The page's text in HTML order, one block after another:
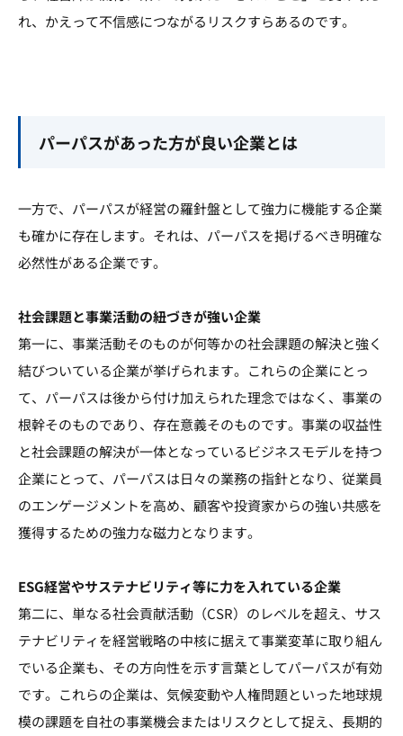
れ、かえって不信感につながるリスクすらあるのです。
パーパスがあった方が良い企業とは
一方で、パーパスが経営の羅針盤として強力に機能する企業
も確かに存在します。それは、パーパスを掲げるべき明確な
必然性がある企業です。
社会課題と事業活動の紐づきが強い企業
第一に、事業活動そのものが何等かの社会課題の解決と強く
結びついている企業が挙げられます。これらの企業にとっ
て、パーパスは後から付け加えられた理念ではなく、事業の
根幹そのものであり、存在意義そのものです。事業の収益性
と社会課題の解決が一体となっているビジネスモデルを持つ
企業にとって、パーパスは日々の業務の指針となり、従業員
のエンゲージメントを高め、顧客や投資家からの強い共感を
獲得するための強力な磁力となります。
ESG経営やサステナビリティ等に力を入れている企業
第二に、単なる社会貢献活動（CSR）のレベルを超え、サス
テナビリティを経営戦略の中核に据えて事業変革に取り組ん
でいる企業も、その方向性を示す言葉としてパーパスが有効
です。これらの企業は、気候変動や人権問題といった地球規
模の課題を自社の事業機会またはリスクとして捉え、長期的